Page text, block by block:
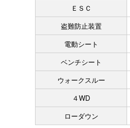
ＥＳＣ
盗難防止装置
電動シート
ベンチシート
ウォークスルー
４WD
ローダウン